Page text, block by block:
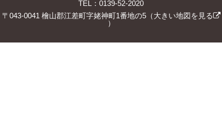
TEL：0139-52-2020
〒043-0041 檜山郡江差町字姥神町1番地の5（大きい地図を見る
）